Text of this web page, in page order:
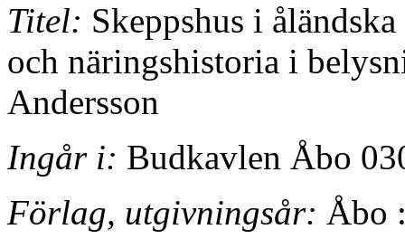
Titel: Skeppshus i
och näringshistoria i
Andersson
Ingår i: Budkavlen Åbo
Förlag, utgivningsår: Åbo